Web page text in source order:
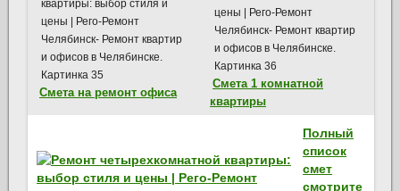
Смета на ремонт офиса
Смета 1 комнатной
квартиры
Полный
список
смет
смотрите